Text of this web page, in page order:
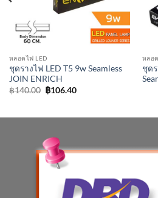
หลอดไฟ LED
ชุดรางไฟ LED T5 9w Seamless
JOIN ENRICH
฿140.00 Original
price
฿106.40Current
หลอ
ชุด